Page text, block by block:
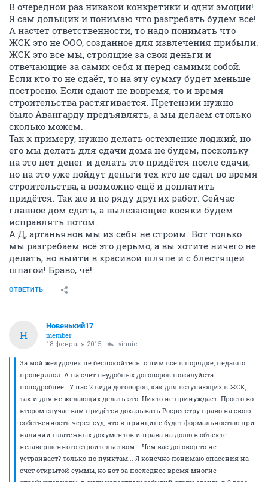
В очередной раз никакой конкретики и одни эмоции!
Я сам дольщик и понимаю что разгребать будем все!
А насчет ответственности, то надо понимать что
ЖСК это не ООО, созданное для извлечения прибыли.
ЖСК это все мы, строящие за свои деньги и
отвечающие за самих себя и перед самими собой.
Если кто то не сдаёт, то на эту сумму будет меньше
построено. Если сдают не вовремя, то и время
строительства растягивается. Претензии нужно
было Авангарду предъявлять, а мы делаем столько
сколько можем.
Так к примеру, нужно делать остекление лоджий, но
его мы делать для сдачи дома не будем, поскольку
на это нет денег и делать это придётся после сдачи,
но на это уже пойдут деньги тех кто не сдал во время
строительства, а возможно ещё и доплатить
придётся. Так же и по ряду других работ. Сейчас
главное дом сдать, а вылезающие косяки будем
исправлять потом.
А Д, артаньянов мы из себя не строим. Вот только
мы разгребаем всё это дерьмо, а вы хотите ничего не
делать, но выйти в красивой шляпе и с блестящей
шпагой! Браво, чё!
ОТВЕТИТЬ
Н
Новенький17
member
18 февраля 2015 vinnie
За мой желудочек не беспокойтесь..с ним всё в порядке, недавно
проверялся. А на счет неудобных договоров пожалуйста
поподробнее.. У нас 2 вида договоров, как для вступающих в ЖСК,
так и для не желающих делать это. Никто не принуждает. Просто во
втором случае вам придётся доказывать Росреестру право на свою
собственность через суд, что в принципе будет формальностью при
наличии платежных документов и права на долю в объекте
незавершенного строительством... Чем вас договор то не
устраивает? только по пунктам... Я конечно понимаю опасения на
счет открытой суммы, но вот за последнее время многие